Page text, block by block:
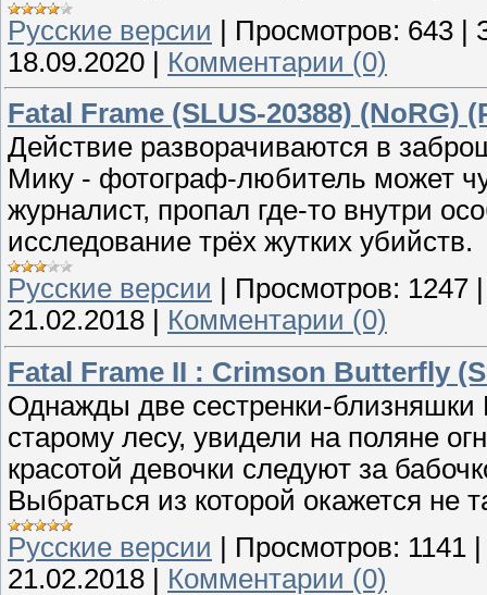
Русские версии | Просмотров: 643 |
18.09.2020 | Комментарии (0)
Fatal Frame (SLUS-20388) (NoRG)
Действие разворачиваются в
Мику - фотограф-любитель может
журналист, пропал где-то внутри
исследование трёх жутких убийств.
Русские версии
Просмотров: 1247
21.02.2018
Комментарии (0)
Fatal Frame II : Crimson Butterfly
Однажды две сестренки-
старому лесу, увидели на поляне
красотой девочки следуют за
Выбраться из которой окажется не
Русские версии
Просмотров: 1141
21.02.2018
Комментарии (0)